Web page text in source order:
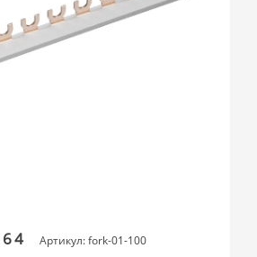
Артикул: fork-01-100